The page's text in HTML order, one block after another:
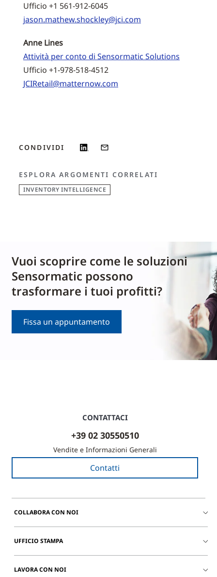
Ufficio +1 561-912-6045
jason.mathew.shockley@jci.com
Anne Lines
Attività per conto di Sensormatic Solutions
Ufficio +1-978-518-4512
JCIRetail@matternow.com
CONDIVIDI
ESPLORA ARGOMENTI CORRELATI
INVENTORY INTELLIGENCE
Vuoi scoprire come le soluzioni
Sensormatic possono
trasformare i tuoi profitti?
Fissa un appuntamento
CONTATTACI
+39 02 30550510
Vendite e Informazioni Generali
Contatti
COLLABORA CON NOI
UFFICIO STAMPA
LAVORA CON NOI